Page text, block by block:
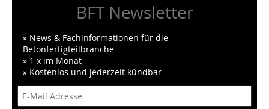
BFT Newsletter
» News & Fachinformationen für die
Betonfertigteilbranche
» 1 x im Monat
» Kostenlos und jederzeit kündbar